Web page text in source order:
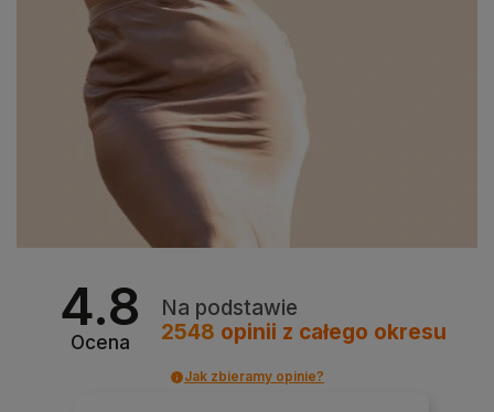
4.8
Ocena
Na podstawie
2548 opinii z całego okresu
Jak zbieramy opinie?